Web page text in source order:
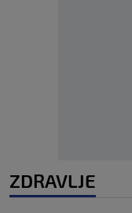
ZDRAVLJE